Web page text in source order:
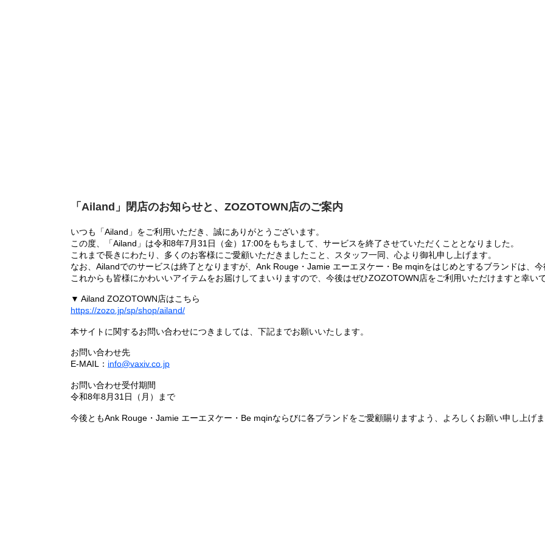
「Ailand」閉店のお知らせと、ZOZOTOWN店のご案内
いつも「Ailand」をご利用いただき、誠にありがとうございます。
この度、「Ailand」は令和8年7月31日（金）17:00をもちまして、サービスを終了させていただくこととなりました。
これまで長きにわたり、多くのお客様にご愛顧いただきましたこと、スタッフ一同、心より御礼申し上げます。
なお、Ailandでのサービスは終了となりますが、Ank Rouge・Jamie エーエヌケー・Be mqinをはじめとするブランドは、
これからも皆様にかわいいアイテムをお届けしてまいりますので、今後はぜひZOZOTOWN店をご利用いただけますと幸いで
▼ Ailand ZOZOTOWN店はこちら
https://zozo.jp/sp/shop/ailand/
本サイトに関するお問い合わせにつきましては、下記までお願いいたします。
お問い合わせ先
E-MAIL： info@vaxiv.co.jp
お問い合わせ受付期間
令和8年8月31日（月）まで
今後ともAnk Rouge・Jamie エーエヌケー・Be mqinならびに各ブランドをご愛顧賜りますよう、よろしくお願い申し上げま